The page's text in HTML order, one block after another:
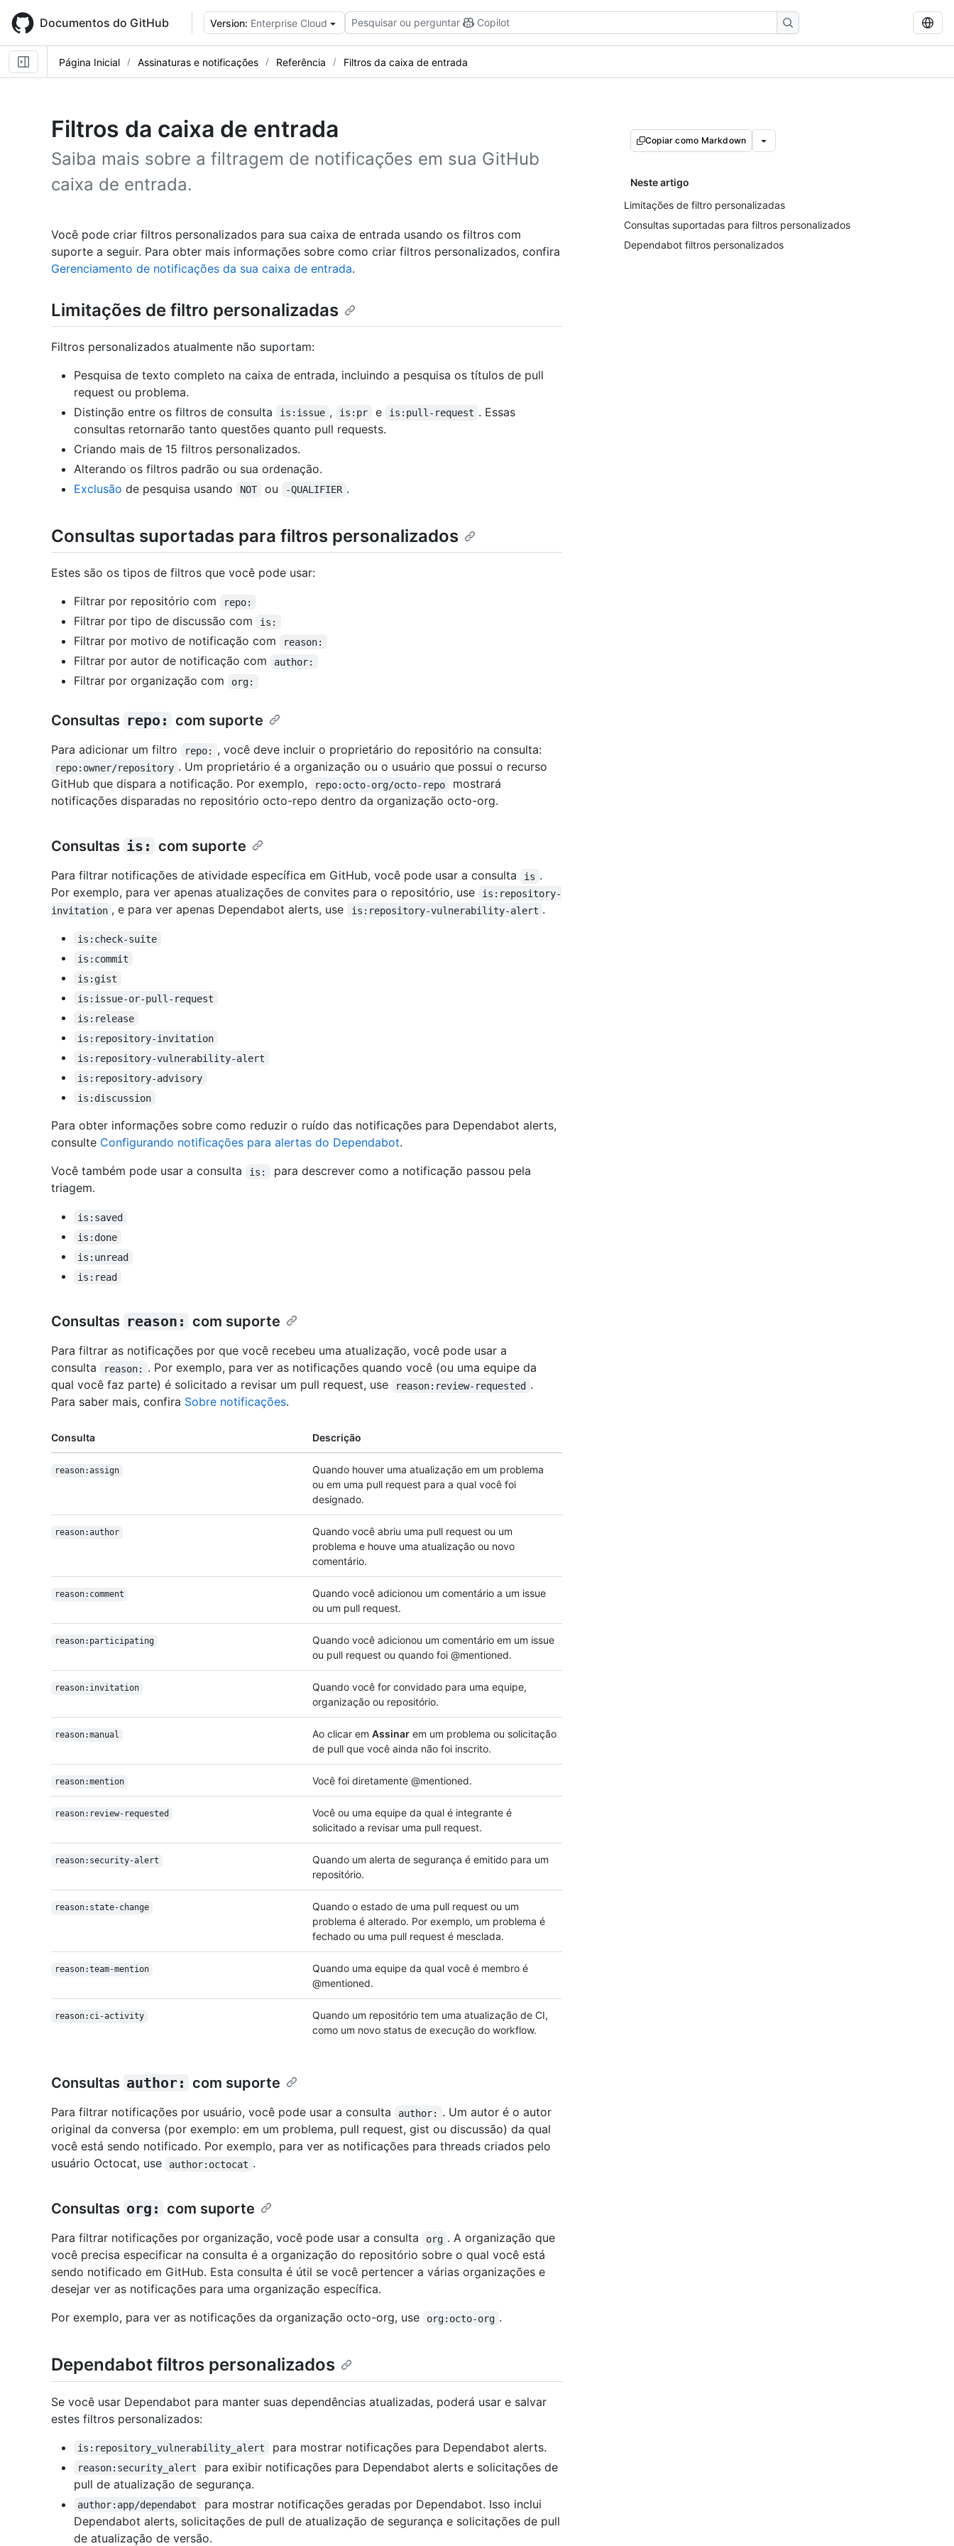
main
content
Documentos do GitHub Version: Enterprise Cloud Pesquisar ou perguntar Copilot
Página Inicial Assinaturas e notificações Referência Filtros da caixa de entrada
Filtros da caixa de entrada
Saiba mais sobre a filtragem de notificações em sua GitHub
caixa de entrada.
Copiar como Markdown
Neste artigo
Limitações de filtro personalizadas
Consultas suportadas para filtros personalizados
Dependabot filtros personalizados
Você pode criar filtros personalizados para sua caixa de entrada usando os filtros com
suporte a seguir. Para obter mais informações sobre como criar filtros personalizados, confira
Gerenciamento de notificações da sua caixa de entrada.
Limitações de filtro personalizadas
Filtros personalizados atualmente não suportam:
Pesquisa de texto completo na caixa de entrada, incluindo a pesquisa os títulos de pull
request ou problema.
Distinção entre os filtros de consulta
is:issue , is:pr e is:pull-request . Essas
consultas retornarão tanto questões quanto pull requests.
Criando mais de 15 filtros personalizados.
Alterando os filtros padrão ou sua ordenação.
Exclusão de pesquisa usando NOT ou -QUALIFIER .
Consultas suportadas para filtros personalizados
Estes são os tipos de filtros que você pode usar:
Filtrar por repositório com
repo:
Filtrar por tipo de discussão com is:
Filtrar por motivo de notificação com reason:
Filtrar por autor de notificação com author:
Filtrar por organização com org:
Consultas repo: com suporte
Para adicionar um filtro repo: , você deve incluir o proprietário do repositório na consulta:
repo:owner/repository . Um proprietário é a organização ou o usuário que possui o recurso
GitHub que dispara a notificação. Por exemplo,
repo:octo-org/octo-repo
mostrará
notificações disparadas no repositório octo-repo dentro da organização octo-org.
Consultas is: com suporte
Para filtrar notificações de atividade específica em GitHub, você pode usar a consulta is .
Por exemplo, para ver apenas atualizações de convites para o repositório, use
is:repository-
invitation , e para ver apenas Dependabot alerts, use is:repository-vulnerability-alert .
is:check-suite
is:commit
is:gist
is:issue-or-pull-request
is:release
is:repository-invitation
is:repository-vulnerability-alert
is:repository-advisory
is:discussion
Para obter informações sobre como reduzir o ruído das notificações para Dependabot alerts,
consulte Configurando notificações para alertas do Dependabot.
Você também pode usar a consulta
is:
para descrever como a notificação passou pela
triagem.
is:saved
is:done
is:unread
is:read
Consultas reason: com suporte
Para filtrar as notificações por que você recebeu uma atualização, você pode usar a
consulta
reason:
. Por exemplo, para ver as notificações quando você (ou uma equipe da
qual você faz parte) é solicitado a revisar um pull request, use
reason:review-requested .
Para saber mais, confira Sobre notificações.
Consulta Descrição
reason:assign
Quando houver uma atualização em um problema
ou em uma pull request para a qual você foi
designado.
reason:author
Quando você abriu uma pull request ou um
problema e houve uma atualização ou novo
comentário.
reason:comment
Quando você adicionou um comentário a um issue
ou um pull request.
reason:participating
Quando você adicionou um comentário em um issue
ou pull request ou quando foi @mentioned.
reason:invitation
Quando você for convidado para uma equipe,
organização ou repositório.
reason:manual Ao clicar em Assinar em um problema ou solicitação
de pull que você ainda não foi inscrito.
reason:mention Você foi diretamente @mentioned.
reason:review-requested
Você ou uma equipe da qual é integrante é
solicitado a revisar uma pull request.
reason:security-alert
Quando um alerta de segurança é emitido para um
repositório.
reason:state-change
Quando o estado de uma pull request ou um
problema é alterado. Por exemplo, um problema é
fechado ou uma pull request é mesclada.
reason:team-mention
Quando uma equipe da qual você é membro é
@mentioned.
reason:ci-activity
Quando um repositório tem uma atualização de CI,
como um novo status de execução do workflow.
Consultas author: com suporte
Para filtrar notificações por usuário, você pode usar a consulta author:
. Um autor é o autor
original da conversa (por exemplo: em um problema, pull request, gist ou discussão) da qual
você está sendo notificado. Por exemplo, para ver as notificações para threads criados pelo
usuário Octocat, use
author:octocat .
Consultas org: com suporte
Para filtrar notificações por organização, você pode usar a consulta org . A organização que
você precisa especificar na consulta é a organização do repositório sobre o qual você está
sendo notificado em GitHub. Esta consulta é útil se você pertencer a várias organizações e
desejar ver as notificações para uma organização específica.
Por exemplo, para ver as notificações da organização octo-org, use
org:octo-org .
Dependabot filtros personalizados
Se você usar Dependabot para manter suas dependências atualizadas, poderá usar e salvar
estes filtros personalizados:
is:repository_vulnerability_alert para mostrar notificações para Dependabot alerts.
reason:security_alert
para exibir notificações para Dependabot alerts e solicitações de
pull de atualização de segurança.
author:app/dependabot
para mostrar notificações geradas por Dependabot. Isso inclui
Dependabot alerts, solicitações de pull de atualização de segurança e solicitações de pull
de atualização de versão.